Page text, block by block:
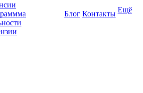
Блог Контакты Ещё